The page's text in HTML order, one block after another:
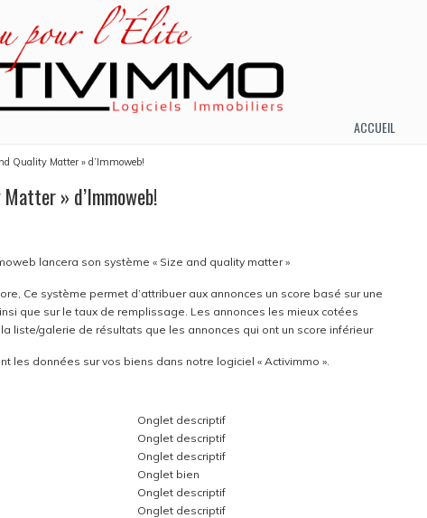
ACCUEIL
Quality Matter » d’Immoweb!
» d’Immoweb!
lancera son système « Size and quality matter »
Ce système permet d’attribuer aux annonces un score basé sur une
que sur le taux de remplissage. Les annonces les mieux cotées
liste/galerie de résultats que les annonces qui ont un score inférieur
les données sur vos biens dans notre logiciel « Activimmo ».
Onglet descriptif
Onglet descriptif
Onglet descriptif
Onglet bien
Onglet descriptif
Onglet descriptif